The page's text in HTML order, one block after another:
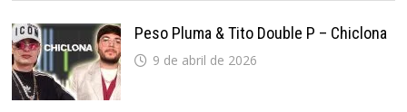
Peso Pluma & Tito Double P – Chiclona
9 de abril de 2026